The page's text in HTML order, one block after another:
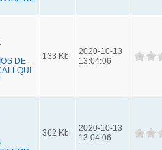
DE
133 Kb
2020-10-13
13:04:06
362 Kb
2020-10-13
13:04:06